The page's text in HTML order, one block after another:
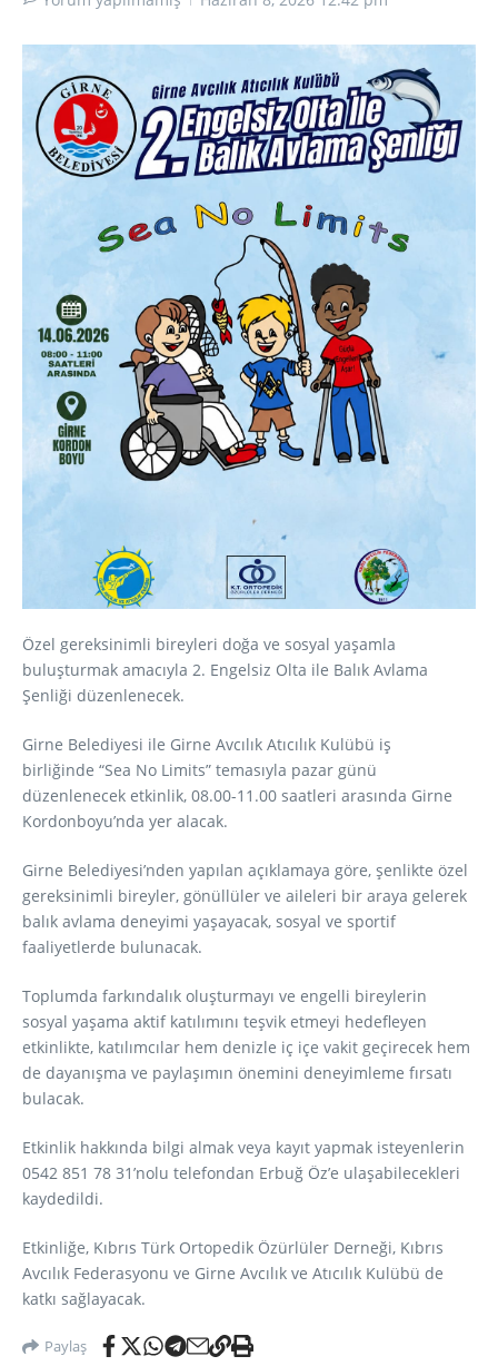
Özel gereksinimli bireyleri doğa ve sosyal yaşamla
buluşturmak amacıyla 2. Engelsiz Olta ile Balık Avlama
Şenliği düzenlenecek.
Girne Belediyesi ile Girne Avcılık Atıcılık Kulübü iş
birliğinde “Sea No Limits” temasıyla pazar günü
düzenlenecek etkinlik, 08.00-11.00 saatleri arasında Girne
Kordonboyu’nda yer alacak.
Girne Belediyesi’nden yapılan açıklamaya göre, şenlikte özel
gereksinimli bireyler, gönüllüler ve aileleri bir araya gelerek
balık avlama deneyimi yaşayacak, sosyal ve sportif
faaliyetlerde bulunacak.
Toplumda farkındalık oluşturmayı ve engelli bireylerin
sosyal yaşama aktif katılımını teşvik etmeyi hedefleyen
etkinlikte, katılımcılar hem denizle iç içe vakit geçirecek hem
de dayanışma ve paylaşımın önemini deneyimleme fırsatı
bulacak.
Etkinlik hakkında bilgi almak veya kayıt yapmak isteyenlerin
0542 851 78 31’nolu telefondan Erbuğ Öz’e ulaşabilecekleri
kaydedildi.
Etkinliğe, Kıbrıs Türk Ortopedik Özürlüler Derneği, Kıbrıs
Avcılık Federasyonu ve Girne Avcılık ve Atıcılık Kulübü de
katkı sağlayacak.
Paylaş